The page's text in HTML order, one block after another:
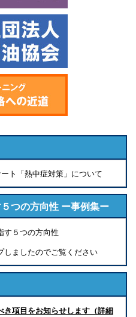
ト「熱中症対策」について
つの方向性 ー事例集ー
す５つの方向性
しましたのでご覧ください
項目をお知らせします（詳細